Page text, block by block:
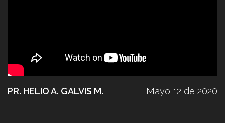
PR. HELIO A. GALVIS M. Mayo 12 de 2020